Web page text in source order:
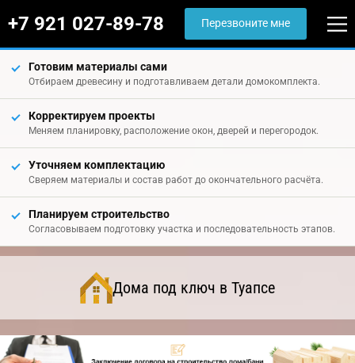
+7 921 027-89-78 Перезвоните мне
Готовим материалы сами
Отбираем древесину и подготавливаем детали домокомплекта.
Корректируем проекты
Меняем планировку, расположение окон, дверей и перегородок.
Уточняем комплектацию
Сверяем материалы и состав работ до окончательного расчёта.
Планируем строительство
Согласовываем подготовку участка и последовательность этапов.
Дома под ключ в Туапсе